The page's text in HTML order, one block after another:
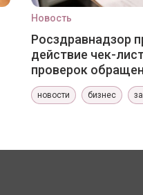
Новость
Росздравнадзор
действие чек-
проверок
новости бизнес